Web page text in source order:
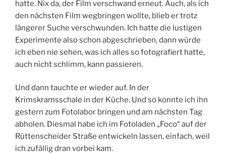
hatte. Nix da, der Film verschwand erneut. Auch, als ich
den nächsten Film wegbringen wollte, blieb er trotz
längerer Suche verschwunden. Ich hatte die lustigen
Experimente also schon abgeschrieben, dann würde
ich eben nie sehen, was ich alles so fotografiert hatte,
auch nicht schlimm, kann passieren.
Und dann tauchte er wieder auf. In der
Krimskramsschale in der Küche. Und so konnte ich ihn
gestern zum Fotolabor bringen und am nächsten Tag
abholen. Diesmal habe ich im Fotoladen „Foco“ auf der
Rüttenscheider Straße entwickeln lassen, einfach, weil
ich zufällig dran vorbei kam.